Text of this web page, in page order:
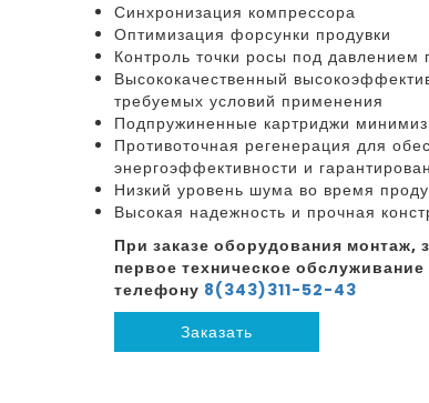
Синхронизация компрессора
Оптимизация форсунки продувки
Контроль точки росы под давлением
Высококачественный
требуемых условий применения
Подпружиненные картриджи
Противоточная регенерация для
энергоэффективности и
Низкий уровень шума во время
Высокая надежность и прочная
При заказе оборудования монтаж,
первое техническое
телефону 8(343)311-52-43
Заказать